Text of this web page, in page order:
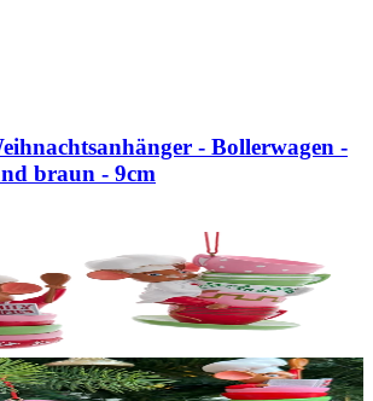
- Bollerwagen -
braun - 9cm